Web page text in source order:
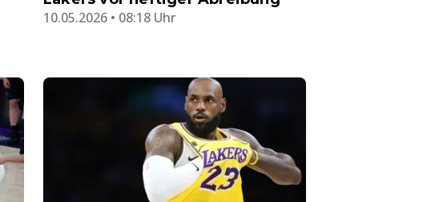
10.05.2026 • 08:18 Uhr